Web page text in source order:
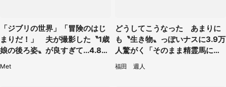
「ジブリの世界」「冒険のはじ
まりだ！」 夫が撮影した〝1歳
娘の後ろ姿〟が良すぎて...4.8万
Met
どうしてこうなった あまりに
も〝生き物〟っぽいナスに3.9万
人驚がく「そのまま精霊馬に使
えそう」
福田 週人